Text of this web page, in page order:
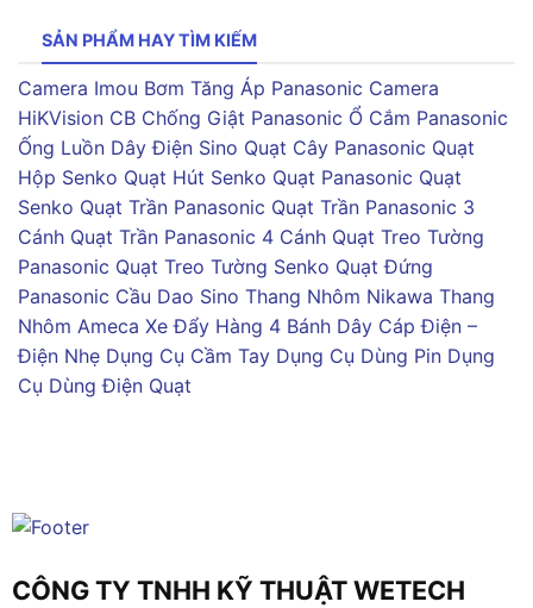
SẢN PHẨM HAY TÌM KIẾM
Camera Imou Bơm Tăng Áp Panasonic Camera
HiKVision CB Chống Giật Panasonic Ổ Cắm Panasonic
Ống Luồn Dây Điện Sino Quạt Cây Panasonic Quạt
Hộp Senko Quạt Hút Senko Quạt Panasonic Quạt
Senko Quạt Trần Panasonic Quạt Trần Panasonic 3
Cánh Quạt Trần Panasonic 4 Cánh Quạt Treo Tường
Panasonic Quạt Treo Tường Senko Quạt Đứng
Panasonic Cầu Dao Sino Thang Nhôm Nikawa Thang
Nhôm Ameca Xe Đẩy Hàng 4 Bánh Dây Cáp Điện –
Điện Nhẹ Dụng Cụ Cầm Tay Dụng Cụ Dùng Pin Dụng
Cụ Dùng Điện Quạt
CÔNG TY TNHH KỸ THUẬT WETECH